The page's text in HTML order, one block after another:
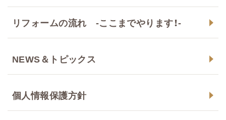
リフォームの流れ -ここまでやります！-
NEWS＆トピックス
個人情報保護方針